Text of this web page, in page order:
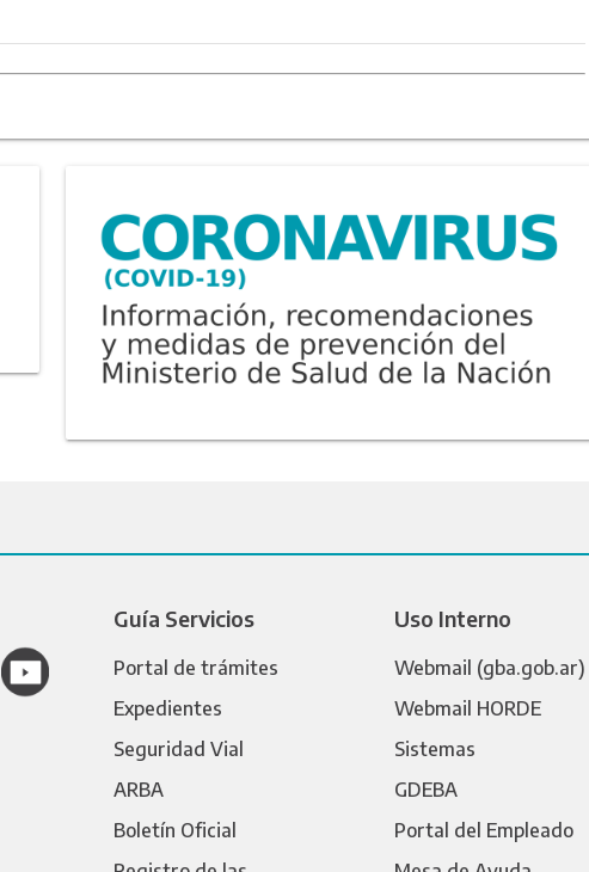
Guía Servicios
Portal de trámites
Expedientes
Seguridad Vial
ARBA
Boletín Oficial
Uso Interno
Webmail (gba.gob.ar)
Webmail HORDE
Sistemas
GDEBA
Portal del Empleado